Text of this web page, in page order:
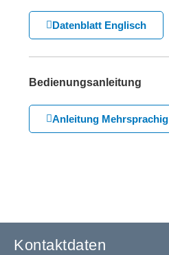
Datenblatt Englisch
Bedienungsanleitung
Anleitung Mehrsprachig
Kontaktdaten